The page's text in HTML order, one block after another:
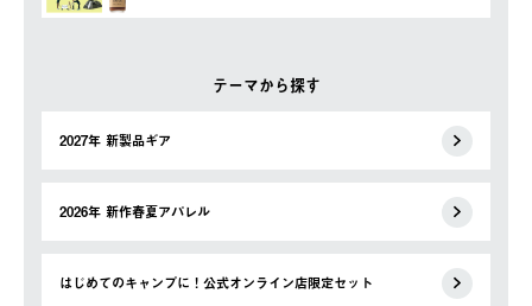
テーマから探す
2027年 新製品ギア
2026年 新作春夏アパレル
はじめてのキャンプに！公式オンライン店限定セット